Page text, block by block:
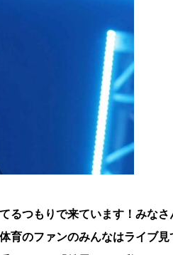
るつもりで来ています！みなさ
育のファンのみんなはライブ見